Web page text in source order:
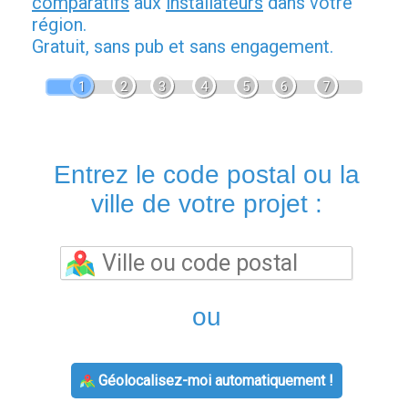
région.
Gratuit, sans pub et sans engagement.
1 2 3 4 5 6 7
Entrez le code postal ou la
ville de votre projet :
ou
Géolocalisez-moi automatiquement !